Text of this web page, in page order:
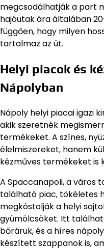
megcsodálhatják a part
hajóutak ára általában
függően, hogy milyen
tartalmaz az út.
Helyi piacok és
Nápolyban
Nápoly helyi piacai igazi
akik szeretnék
termékeket. A színes,
élelmiszereket, hanem
kézműves termékeket is
A Spaccanapoli, a város
található piac, tökéletes
megkóstolják a helyi
gyümölcsöket. Itt
bőráruk, és a híres
készített szappanok is,